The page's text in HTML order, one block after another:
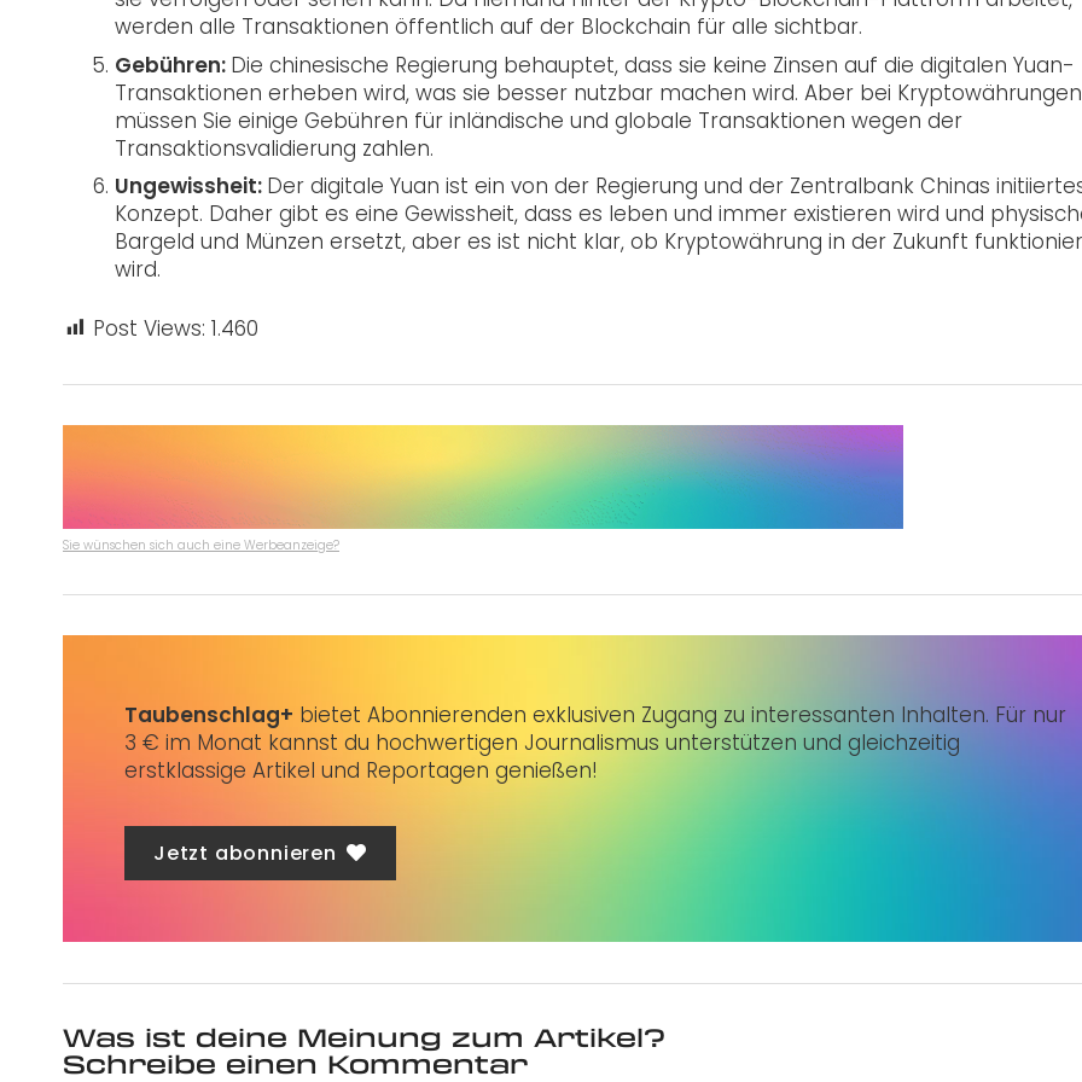
werden alle Transaktionen öffentlich auf der Blockchain für alle sichtbar.
Gebühren: Die chinesische Regierung behauptet, dass sie keine Zinsen auf die digitalen Yuan-
Transaktionen erheben wird, was sie besser nutzbar machen wird. Aber bei Kryptowährungen
müssen Sie einige Gebühren für inländische und globale Transaktionen wegen der
Transaktionsvalidierung zahlen.
Ungewissheit: Der digitale Yuan ist ein von der Regierung und der Zentralbank Chinas
Konzept. Daher gibt es eine Gewissheit, dass es leben und immer existieren wird und
Bargeld und Münzen ersetzt, aber es ist nicht klar, ob Kryptowährung in der Zukunft
wird.
Post Views: 1.460
Sie wünschen sich auch eine Werbeanzeige?
Taubenschlag+ bietet Abonnierenden exklusiven Zugang zu interessanten Inhalten. Für nur
3 € im Monat kannst du hochwertigen Journalismus unterstützen und gleichzeitig
erstklassige Artikel und Reportagen genießen!
Jetzt abonnieren
Was ist deine Meinung zum Artikel?
Schreibe einen Kommentar